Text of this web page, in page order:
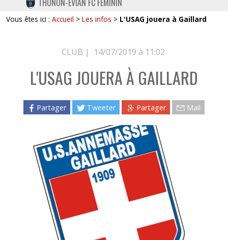
TWITTERTHONON-EVIAN FC FÉMININ
Vous êtes ici : Accueil > Les infos > L'USAG jouera à Gaillard
CLUB | 14/07/2019 à 11:02
L'USAG JOUERA À GAILLARD
Partager Tweeter Partager Mail